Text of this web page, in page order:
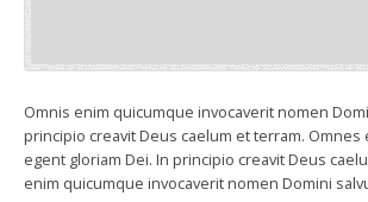
Omnis enim quicumque invocaverit nomen
principio creavit Deus caelum et terram.
egent gloriam Dei. In principio creavit Deus
enim quicumque invocaverit nomen Domini